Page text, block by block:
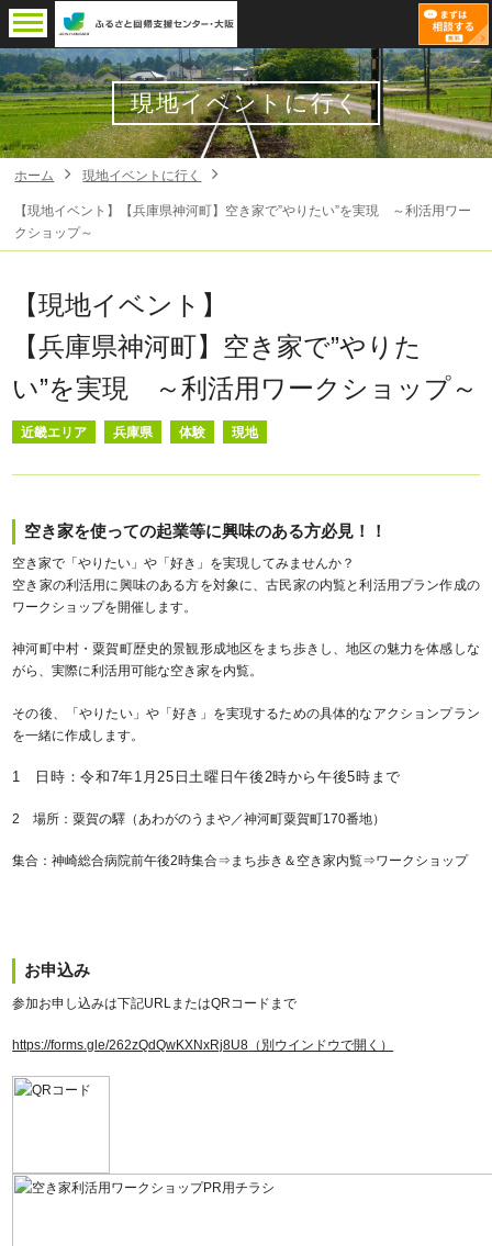
現地イベントに行く
ホーム 現地イベントに行く
【現地イベント】【兵庫県神河町】空き家で”やりたい”を実現 ～利活用ワー
クショップ～
【現地イベント】
【兵庫県神河町】空き家で”やりた
い”を実現 ～利活用ワークショップ～
近畿エリア 兵庫県 体験 現地
空き家を使っての起業等に興味のある方必見！！
空き家で「やりたい」や「好き」を実現してみませんか？
空き家の利活用に興味のある方を対象に、古民家の内覧と利活用プラン作成の
ワークショップを開催します。
神河町中村・粟賀町歴史的景観形成地区をまち歩きし、地区の魅力を体感しな
がら、実際に利活用可能な空き家を内覧。
その後、「やりたい」や「好き」を実現するための具体的なアクションプラン
を一緒に作成します。
1 日時：令和7年1月25日土曜日午後2時から午後5時まで
2 場所：粟賀の驛（あわがのうまや／神河町粟賀町170番地）
集合：神崎総合病院前午後2時集合⇒まち歩き＆空き家内覧⇒ワークショップ
お申込み
参加お申し込みは下記URLまたはQRコードまで
https://forms.gle/262zQdQwKXNxRj8U8 （別ウインドウで開く）